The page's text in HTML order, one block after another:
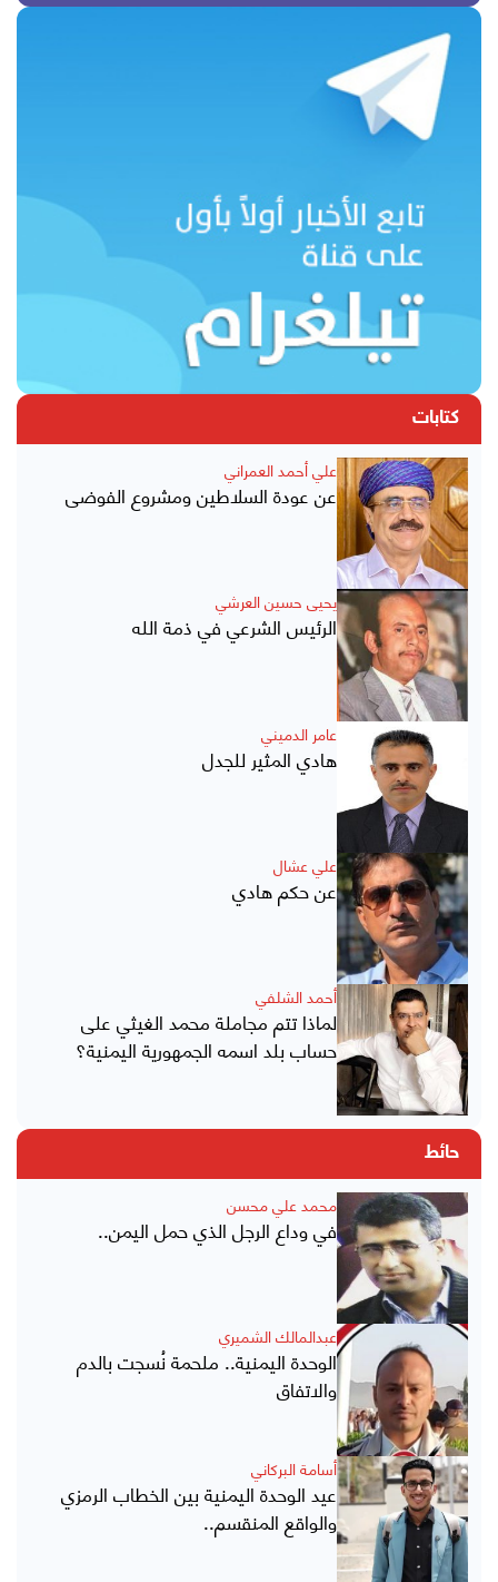
كتابات
علي أحمد العمراني
عن عودة السلاطين ومشروع الفوضى
يحيى حسين العرشي
الرئيس الشرعي في ذمة الله
عامر الدميني
هادي المثير للجدل
علي عشال
عن حكم هادي
أحمد الشلفي
لماذا تتم مجاملة محمد الغيثي على
حساب بلد اسمه الجمهورية اليمنية؟
حائط
محمد علي محسن
في وداع الرجل الذي حمل اليمن..
عبدالمالك الشميري
الوحدة اليمنية.. ملحمة نُسجت بالدم
والاتفاق
أسامة البركاني
عيد الوحدة اليمنية بين الخطاب الرمزي
والواقع المنقسم..